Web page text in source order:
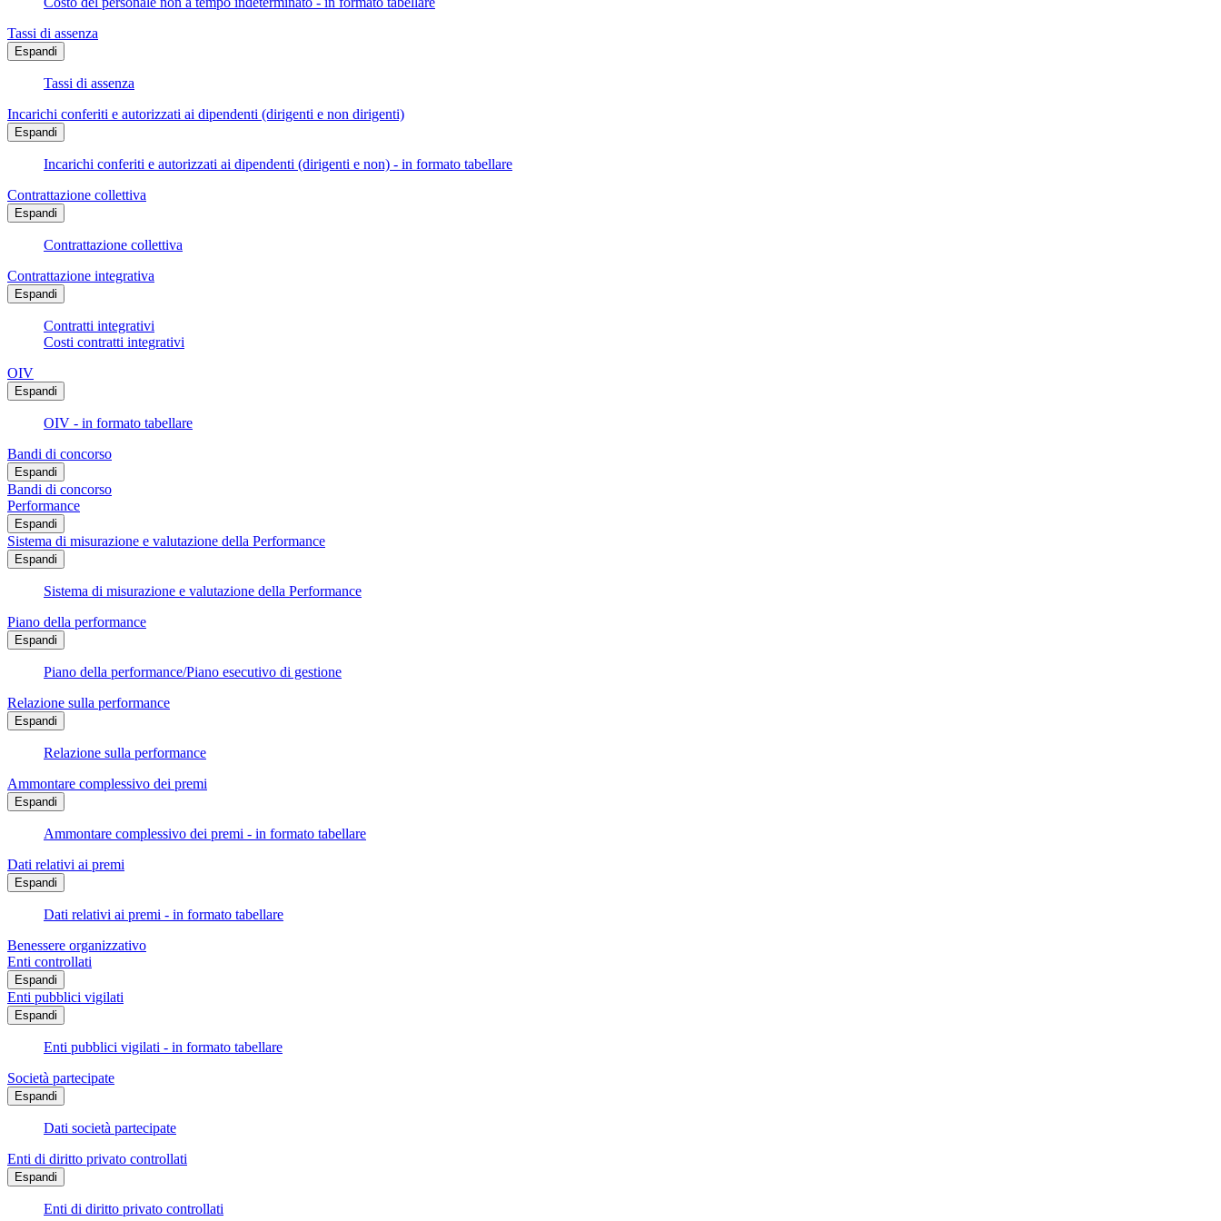
Tassi di assenza
Espandi
Tassi di assenza
Incarichi conferiti e autorizzati ai dipendenti (dirigenti e non dirigenti)
Espandi
Incarichi conferiti e autorizzati ai dipendenti (dirigenti e non) - in formato tabellare
Contrattazione collettiva
Espandi
Contrattazione collettiva
Contrattazione integrativa
Espandi
Contratti integrativi
Costi contratti integrativi
OIV
Espandi
OIV - in formato tabellare
Bandi di concorso
Espandi
Bandi di concorso
Performance
Espandi
Sistema di misurazione e valutazione della Performance
Espandi
Sistema di misurazione e valutazione della Performance
Piano della performance
Espandi
Piano della performance/Piano esecutivo di gestione
Relazione sulla performance
Espandi
Relazione sulla performance
Ammontare complessivo dei premi
Espandi
Ammontare complessivo dei premi - in formato tabellare
Dati relativi ai premi
Espandi
Dati relativi ai premi - in formato tabellare
Benessere organizzativo
Enti controllati
Espandi
Enti pubblici vigilati
Espandi
Enti pubblici vigilati - in formato tabellare
Società partecipate
Espandi
Dati società partecipate
Enti di diritto privato controllati
Espandi
Enti di diritto privato controllati